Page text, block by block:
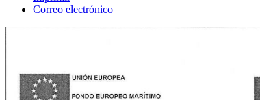
Correo electrónico